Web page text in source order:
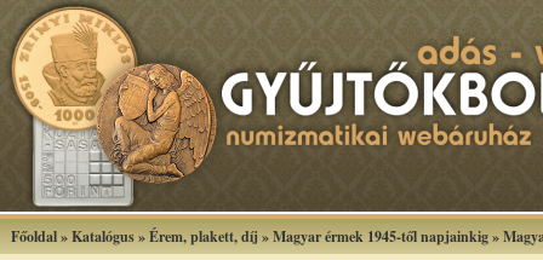
Főoldal»Katalógus»Érem, plakett, díj »Magyar érmek 1945-től napjainkig»